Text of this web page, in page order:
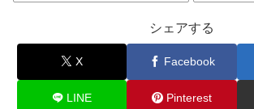
シェアする
X Facebook
LINE Pinterest